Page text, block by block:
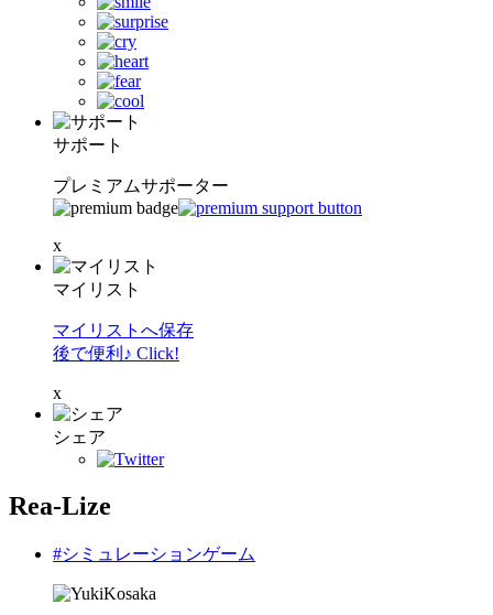
サポート
プレミアムサポーター
x
マイリスト
マイリストへ保存
後で便利♪ Click!
x
シェア
Rea-Lize
#シミュレーションゲーム